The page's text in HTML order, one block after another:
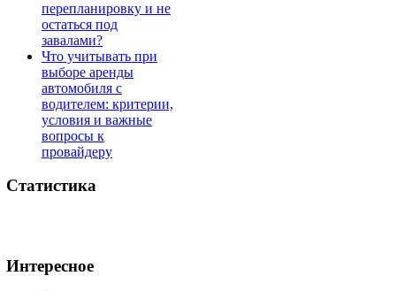
перепланировку и не
остаться под
завалами?
Что учитывать при
выборе аренды
автомобиля с
водителем: критерии,
условия и важные
вопросы к
провайдеру
Статистика
Интересное